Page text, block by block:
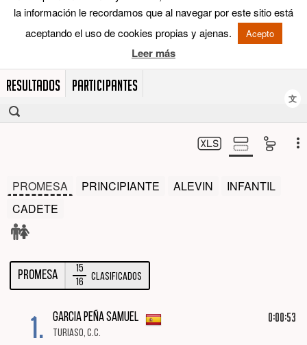
RESULTADOS PARTICIPANTES
文
PROMESA PRINCIPIANTE ALEVIN
INFANTIL
CADETE
PROMESA
15
16
Clasificados
1. GARCIA PEÑA SAMUEL
TURIASO, C.C.
0:00:53